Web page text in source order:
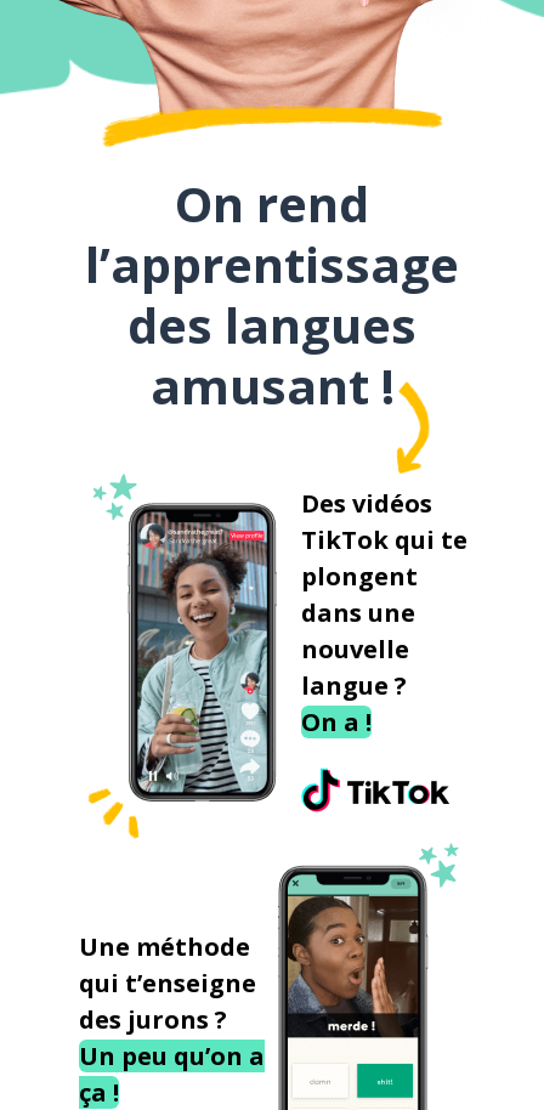
On rend
l’apprentissage
des langues
amusant !
Des vidéos
TikTok qui te
plongent
dans une
nouvelle
langue ?
On a !
Une méthode
qui t’enseigne
des jurons ?
Un peu qu’on a
ça !